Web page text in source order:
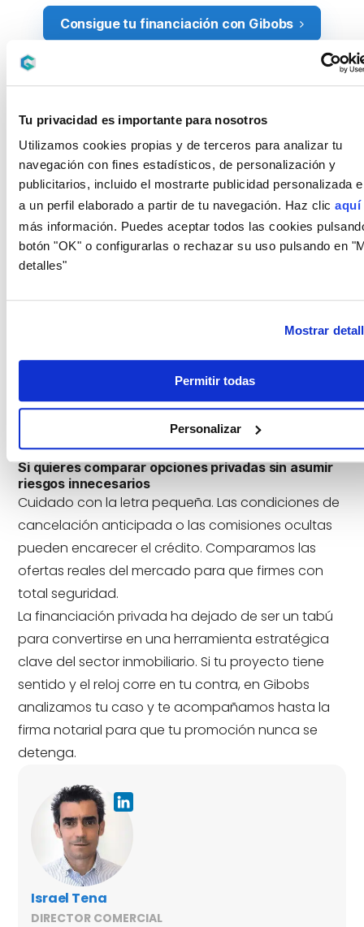
Tu privacidad es importante para nosotros
Utilizamos cookies propias y de terceros para analizar tu
navegación con fines estadísticos, de personalización y
publicitarios, incluido el mostrarte publicidad personalizada
a un perfil elaborado a partir de tu navegación. Haz clic aquí
más información. Puedes aceptar todos las cookies
botón "OK" o configurarlas o rechazar su uso pulsando en
detalles"
Mostrar
Permitir todas
Personalizar
Consigue tu financiación con Gibobs
Cuándo conviene acudir a un
Tratar directamente con los fondos o prestamistas
privados puede ser un campo de minas si no
dominas el argot y sus cláusulas. Contar con un
aliado experto nivela el terreno de juego.
Si varios bancos ya han rechazado la operación
No sigas llamando a puertas idénticas. Si el sistema
bancario te dice que no, necesitas plantear la
operación bajo un prisma diferente. Nosotros
Si no sabes qué alternativa encaja con tu perfil
El mercado alternativo es inmenso. Hay fondos
especializados en residencial, otros en logístico y
otros en préstamos puente a corto plazo. Te
conectamos con el que busca exactamente tu
perfil de riesgo.
Si quieres comparar opciones privadas sin asumir
riesgos innecesarios
Cuidado con la letra pequeña. Las condiciones de
cancelación anticipada o las comisiones ocultas
pueden encarecer el crédito. Comparamos las
ofertas reales del mercado para que firmes con
total seguridad.
La financiación privada ha dejado de ser un tabú
para convertirse en una herramienta estratégica
clave del sector inmobiliario. Si tu proyecto tiene
sentido y el reloj corre en tu contra, en Gibobs
analizamos tu caso y te acompañamos hasta la
firma notarial para que tu promoción nunca se
detenga.
Israel Tena
DIRECTOR COMERCIAL